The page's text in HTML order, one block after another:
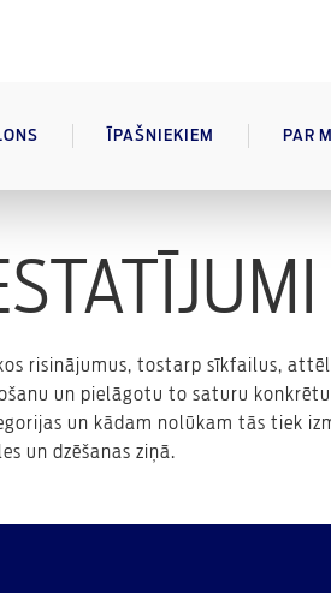
ĪPAŠNIEKIEM PAR
risinājumus, tostarp sīkfailus,
un pielāgotu to saturu
un kādam nolūkam tās tiek
un dzēšanas ziņā.